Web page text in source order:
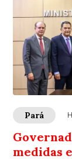
Pará
medidas